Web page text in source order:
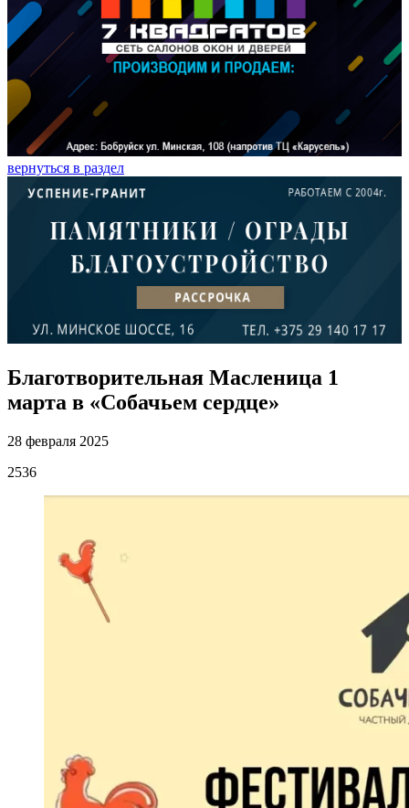
вернуться в раздел
Благотворительная Масленица 1
марта в «Собачьем сердце»
28 февраля 2025
2536